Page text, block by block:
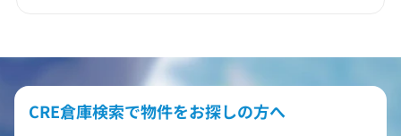
CRE倉庫検索で物件をお探しの方へ